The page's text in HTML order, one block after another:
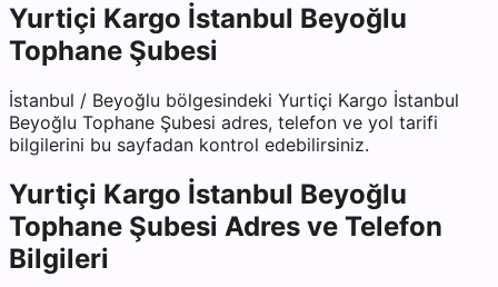
Yurtiçi Kargo İstanbul Beyoğlu
Tophane Şubesi
İstanbul / Beyoğlu bölgesindeki Yurtiçi Kargo İstanbul
Beyoğlu Tophane Şubesi adres, telefon ve yol tarifi
bilgilerini bu sayfadan kontrol edebilirsiniz.
Yurtiçi Kargo İstanbul Beyoğlu
Tophane Şubesi Adres ve Telefon
Bilgileri